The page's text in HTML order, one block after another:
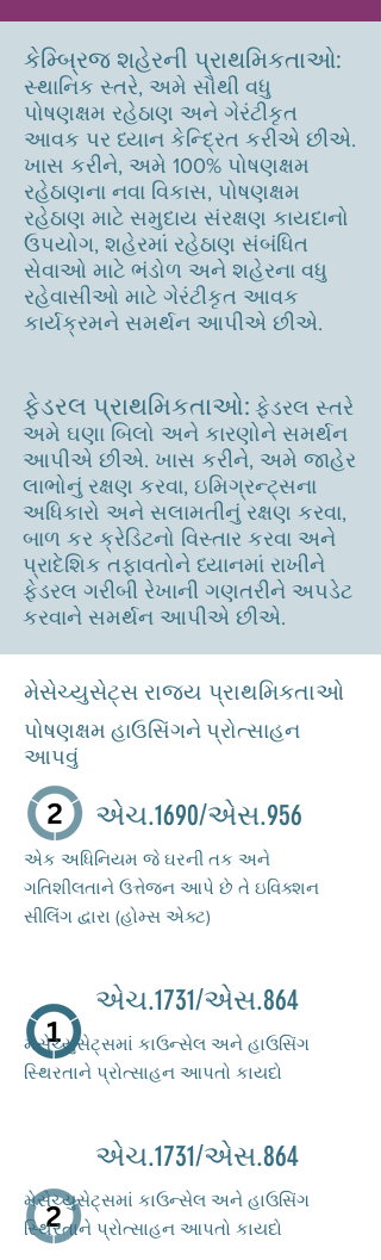
કેમ્બ્રિજ શહેરની પ્રાથમિકતાઓ:
સ્થાનિક સ્તરે, અમે સૌથી વધુ
પોષણક્ષમ રહેઠાણ અને ગેરંટીકૃત
આવક પર ધ્યાન કેન્દ્રિત કરીએ છીએ.
ખાસ કરીને, અમે 100% પોષણક્ષમ
રહેઠાણના નવા વિકાસ, પોષણક્ષમ
રહેઠાણ માટે સમુદાય સંરક્ષણ કાયદાનો
ઉપયોગ, શહેરમાં રહેઠાણ સંબંધિત
સેવાઓ માટે ભંડોળ અને શહેરના વધુ
રહેવાસીઓ માટે ગેરંટીકૃત આવક
કાર્યક્રમને સમર્થન આપીએ છીએ.
ફેડરલ પ્રાથમિકતાઓ: ફેડરલ સ્તરે
અમે ઘણા બિલો અને કારણોને સમર્થન
આપીએ છીએ. ખાસ કરીને, અમે જાહેર
લાભોનું રક્ષણ કરવા, ઇમિગ્રન્ટ્સના
અધિકારો અને સલામતીનું રક્ષણ કરવા,
બાળ કર ક્રેડિટનો વિસ્તાર કરવા અને
પ્રાદેશિક તફાવતોને ધ્યાનમાં રાખીને
ફેડરલ ગરીબી રેખાની ગણતરીને અપડેટ
કરવાને સમર્થન આપીએ છીએ.
મેસેચ્યુસેટ્સ રાજ્ય પ્રાથમિકતાઓ
પોષણક્ષમ હાઉસિંગને પ્રોત્સાહન
આપવું
એચ.1690/એસ.956
એક અધિનિયમ જે ઘરની તક અને
ગતિશીલતાને ઉત્તેજન આપે છે તે ઇવિક્શન
સીલિંગ દ્વારા (હોમ્સ એક્ટ)
એચ.1731/એસ.864
મેસેચ્યુસેટ્સમાં કાઉન્સેલ અને હાઉસિંગ
સ્થિરતાને પ્રોત્સાહન આપતો કાયદો
એચ.1731/એસ.864
મેસેચ્યુસેટ્સમાં કાઉન્સેલ અને હાઉસિંગ
સ્થિરતાને પ્રોત્સાહન આપતો કાયદો